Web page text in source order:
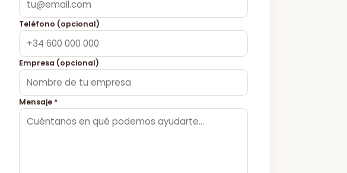
Teléfono (opcional)
Empresa (opcional)
Mensaje *